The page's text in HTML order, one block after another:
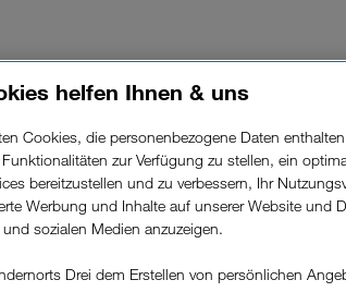
Jugend-
helfen Ihnen & uns
Cookies, die personenbezogene Daten
zur Verfügung zu stellen, ein
bereitzustellen und zu verbessern, Ihr
Werbung und Inhalte auf unserer Website und
sozialen Medien anzuzeigen.
Drei dem Erstellen von persönlichen